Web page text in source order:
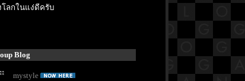
โลกในแง่ดีครับ
Blog
mystyle